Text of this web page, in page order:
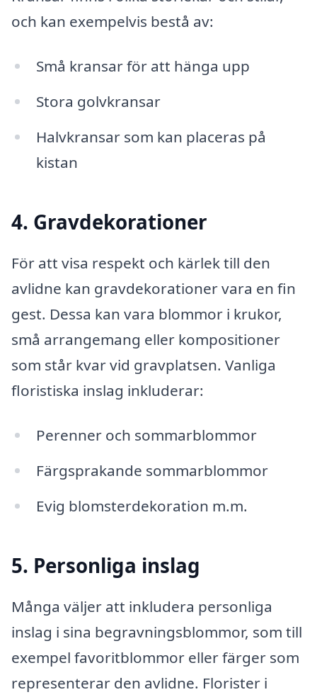
och kan exempelvis bestå av:
Små kransar för att hänga upp
Stora golvkransar
Halvkransar som kan placeras på
kistan
4. Gravdekorationer
För att visa respekt och kärlek till den
avlidne kan gravdekorationer vara en fin
gest. Dessa kan vara blommor i krukor,
små arrangemang eller kompositioner
som står kvar vid gravplatsen. Vanliga
floristiska inslag inkluderar:
Perenner och sommarblommor
Färgsprakande sommarblommor
Evig blomsterdekoration m.m.
5. Personliga inslag
Många väljer att inkludera personliga
inslag i sina begravningsblommor, som till
exempel favoritblommor eller färger som
representerar den avlidne. Florister i